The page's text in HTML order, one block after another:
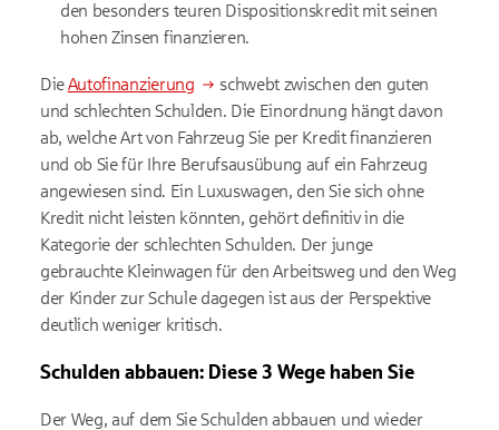
den besonders teuren Dispositionskredit mit seinen
hohen Zinsen finanzieren.
DieAutofinanzierung
schwebt zwischen den guten
und schlechten Schulden. Die Einordnung hängt davon
ab, welche Art von Fahrzeug Sie per Kredit finanzieren
und ob Sie für Ihre Berufsausübung auf ein Fahrzeug
angewiesen sind. Ein Luxuswagen, den Sie sich ohne
Kredit nicht leisten könnten, gehört definitiv in die
Kategorie der schlechten Schulden. Der junge
gebrauchte Kleinwagen für den Arbeitsweg und den Weg
der Kinder zur Schule dagegen ist aus der Perspektive
deutlich weniger kritisch.
Schulden abbauen: Diese 3 Wege haben Sie
Der Weg, auf dem Sie Schulden abbauen und wieder